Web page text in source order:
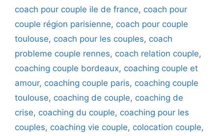
coach pour couple ile de france, coach pour
couple région parisienne, coach pour couple
toulouse, coach pour les couples, coach
probleme couple rennes, coach relation couple,
coaching couple bordeaux, coaching couple et
amour, coaching couple paris, coaching couple
toulouse, coaching de couple, coaching de
crise, coaching du couple, coaching pour les
couples, coaching vie couple, colocation couple,